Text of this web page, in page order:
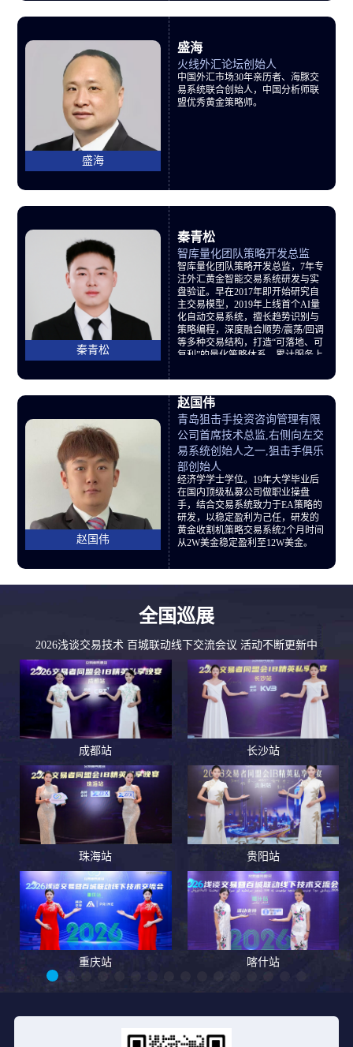
盛海
盛海
火线外汇论坛创始人
中国外汇市场30年亲历者、海豚交
易系统联合创始人，中国分析师联
盟优秀黄金策略师。
秦青松
秦青松
智库量化团队策略开发总监
智库量化团队策略开发总监，7年专
注外汇黄金智能交易系统研发与实
盘验证。早在2017年即开始研究自
主交易模型，2019年上线首个AI量
化自动交易系统，擅长趋势识别与
策略编程，深度融合顺势/震荡/回调
等多种交易结构，打造“可落地、可
复利”的量化策略体系。累计服务上
利。实战派导师，带你看懂市场背
赵国伟
赵国伟
青岛狙击手投资咨询管理有限
公司首席技术总监,右侧向左交
易系统创始人之一,狙击手俱乐
部创始人
经济学学士学位。19年大学毕业后
在国内顶级私募公司做职业操盘
手，结合交易系统致力于EA策略的
研发，以稳定盈利为己任，研发的
黄金收割机策略交易系统2个月时间
从2W美金稳定盈利至12W美金。
全国巡展
2026浅谈交易技术 百城联动线下交流会议 活动不断更新中
成都站 长沙站
珠海站 贵阳站
重庆站 喀什站